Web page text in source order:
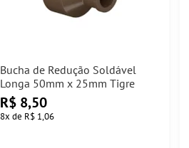
Bucha de Redução Soldável
Longa 50mm x 25mm Tigre
R$ 8,50
8x de R$ 1,06